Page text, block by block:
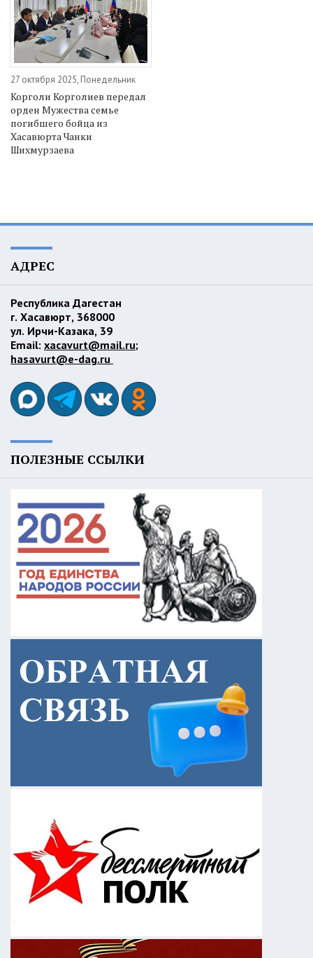
27 октября 2025, Понедельник
Корголи Корголиев передал
орден Мужества семье
погибшего бойца из
Хасавюрта Чанки
Шихмурзаева
АДРЕС
Республика Дагестан
г. Хасавюрт, 368000
ул. Ирчи-Казака, 39
Email: xacavurt@mail.ru;
hasavurt@e-dag.ru
ПОЛЕЗНЫЕ ССЫЛКИ